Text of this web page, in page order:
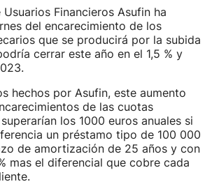
Financieros Asufin ha
del encarecimiento de los
que se producirá por la subida
cerrar este año en el 1,5 % y
hechos por Asufin, este aumento
de las cuotas
los 1000 euros anuales si
un préstamo tipo de 100 000
de amortización de 25 años y con
mas el diferencial que cobre cada